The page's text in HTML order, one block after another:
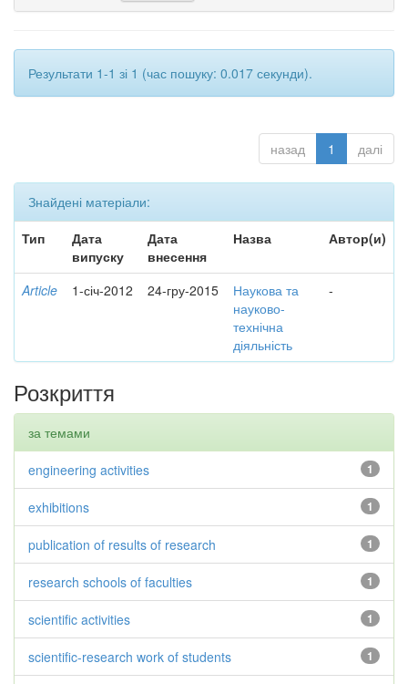
Результати 1-1 зі 1 (час пошуку: 0.017 секунди).
назад 1 далі
Знайдені матеріали:
Тип
Дата
випуску
Дата
внесення
Назва Автор(и)
Article 1-січ-2012 24-гру-2015
Наукова та
науково-
технічна
діяльність
-
Розкриття
за темами
1
engineering activities
1
exhibitions
1
publication of results of research
1
research schools of faculties
1
scientific activities
1
scientific-research work of students